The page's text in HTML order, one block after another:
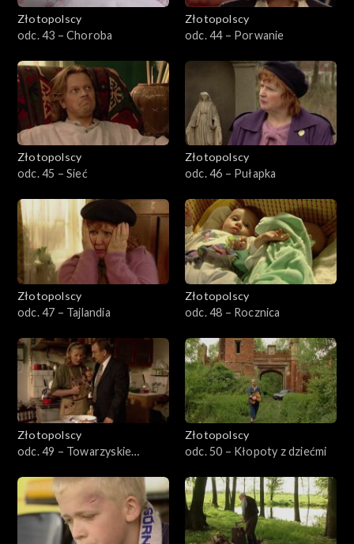
Złotopolscy
odc. 43 – Choroba
Złotopolscy
odc. 44 – Porwanie
Złotopolscy
odc. 45 – Sieć
Złotopolscy
odc. 46 – Pułapka
Złotopolscy
odc. 47 – Tajlandia
Złotopolscy
odc. 48 – Rocznica
Złotopolscy
odc. 49 – Towarzyskie
Złotopolscy
odc. 50 – Kłopoty z dziećmi